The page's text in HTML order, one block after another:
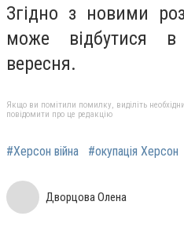
Згідно з новими
може відбутися в
вересня.
Якщо ви помітили помилку, виділіть
повідомити про це редакцію
#Херсон війна #окупація Херсон
Дворцова Олена